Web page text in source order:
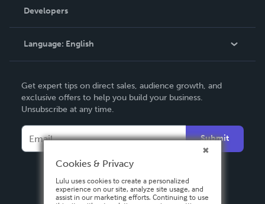
Podcast
Order Lookup
Knowledge Base
Contact Support
Developers
Language: English
Deutsch
Français
Español
Get expert tips on direct sales, audience growth, and
exclusive offers to help you build your business.
Unsubscribe at any time.
Submit
Cookies & Privacy
Lulu uses cookies to create a personalized
experience on our site, analyze site usage, and
assist in our marketing efforts. Continuing to use